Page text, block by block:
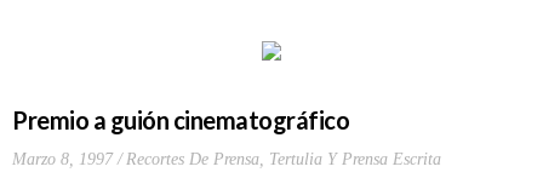
Premio a guión cinematográfico
Marzo 8, 1997 Recortes De Prensa, Tertulia Y Prensa Escrita